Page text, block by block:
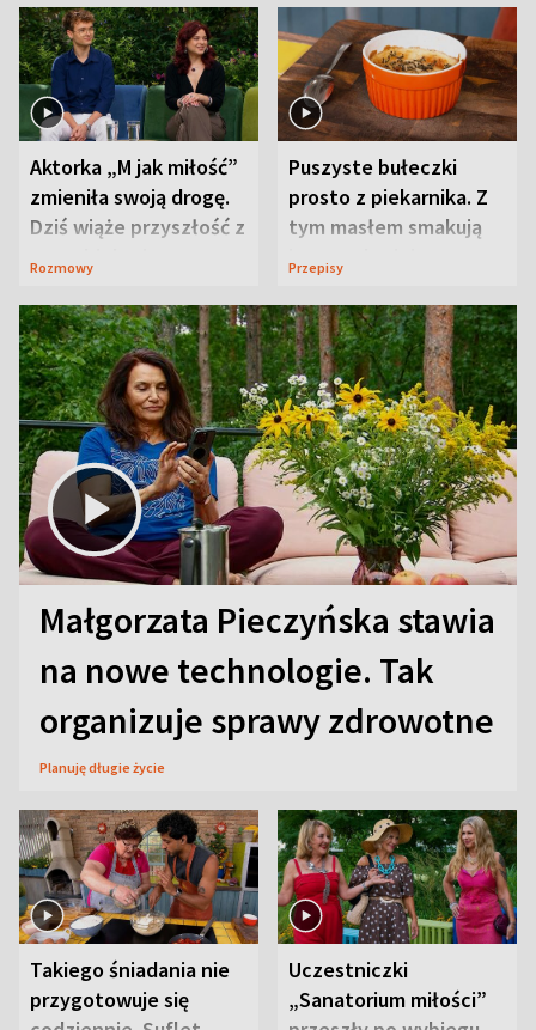
Aktorka „M jak miłość”
zmieniła swoją drogę.
Dziś wiąże przyszłość z
neurobiologią
Rozmowy
Puszyste bułeczki
prosto z piekarnika. Z
tym masłem smakują
jeszcze lepiej
Przepisy
Małgorzata Pieczyńska stawia
na nowe technologie. Tak
organizuje sprawy zdrowotne
Planuję długie życie
Takiego śniadania nie
przygotowuje się
Uczestniczki
„Sanatorium miłości”